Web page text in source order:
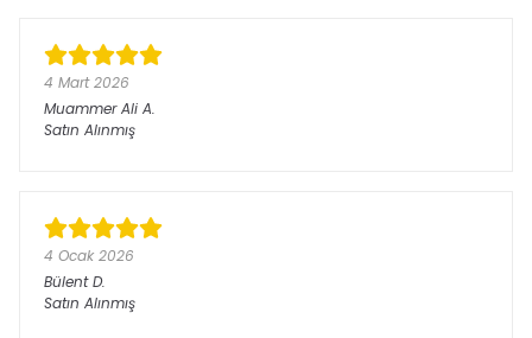
4 Mart 2026
Muammer Ali A.
Satın Alınmış
4 Ocak 2026
Bülent D.
Satın Alınmış